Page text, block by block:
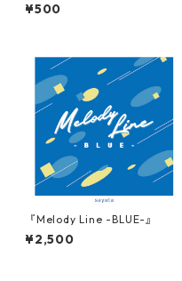
¥500
『Melody Line -BLUE-』
¥2,500